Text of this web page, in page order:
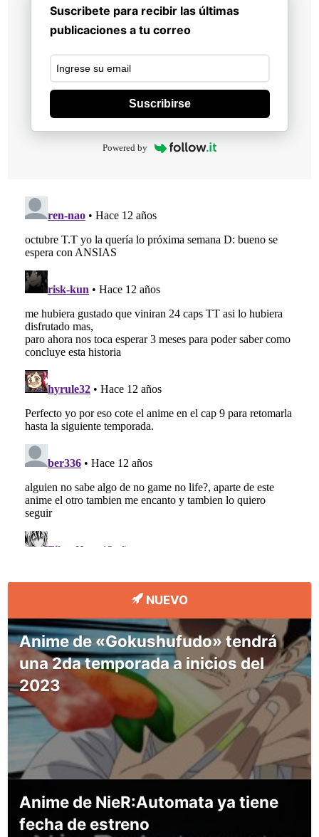
Suscribete para recibir las últimas
publicaciones a tu correo
Suscribirse
Powered by
NUEVO
Anime de «Gokushufudo» tendrá
una 2da temporada a inicios del
2023
Anime de NieR:Automata ya tiene
fecha de estreno